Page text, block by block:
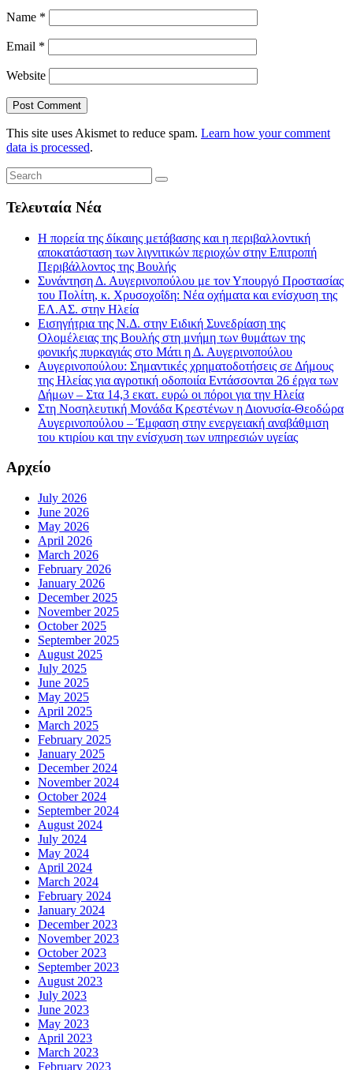
Name *
Email *
Website
This site uses Akismet to reduce spam. Learn how your comment
data is processed.
Τελευταία Νέα
Η πορεία της δίκαιης μετάβασης και η περιβαλλοντική
αποκατάσταση των λιγνιτικών περιοχών στην Επιτροπή
Περιβάλλοντος της Βουλής
Συνάντηση Δ. Αυγερινοπούλου με τον Υπουργό Προστασίας
του Πολίτη, κ. Χρυσοχοΐδη: Νέα οχήματα και ενίσχυση της
ΕΛ.ΑΣ. στην Ηλεία
Εισηγήτρια της Ν.Δ. στην Ειδική Συνεδρίαση της
Ολομέλειας της Βουλής στη μνήμη των θυμάτων της
φονικής πυρκαγιάς στο Μάτι η Δ. Αυγερινοπούλου
Αυγερινοπούλου: Σημαντικές χρηματοδοτήσεις σε Δήμους
της Ηλείας για αγροτική οδοποιία Εντάσσονται 26 έργα των
Δήμων – Στα 14,3 εκατ. ευρώ οι πόροι για την Ηλεία
Στη Νοσηλευτική Μονάδα Κρεστένων η Διονυσία-Θεοδώρα
Αυγερινοπούλου – Έμφαση στην ενεργειακή αναβάθμιση
του κτιρίου και την ενίσχυση των υπηρεσιών υγείας
Αρχείο
July 2026
June 2026
May 2026
April 2026
March 2026
February 2026
January 2026
December 2025
November 2025
October 2025
September 2025
August 2025
July 2025
June 2025
May 2025
April 2025
March 2025
February 2025
January 2025
December 2024
November 2024
October 2024
September 2024
August 2024
July 2024
May 2024
April 2024
March 2024
February 2024
January 2024
December 2023
November 2023
October 2023
September 2023
August 2023
July 2023
June 2023
May 2023
April 2023
March 2023
February 2023